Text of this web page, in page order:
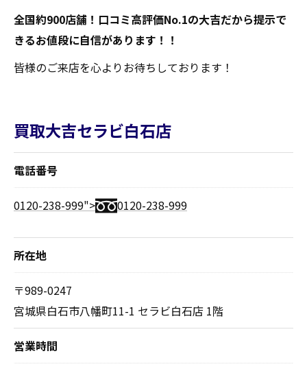
全国約900店舗！口コミ高評価No.1の大吉だから提示で
きるお値段に自信があります！！
皆様のご来店を心よりお待ちしております！
買取大吉セラビ白石店
電話番号
0120-238-999"> 0120-238-999
所在地
〒989-0247
宮城県白石市八幡町11-1 セラビ白石店 1階
営業時間